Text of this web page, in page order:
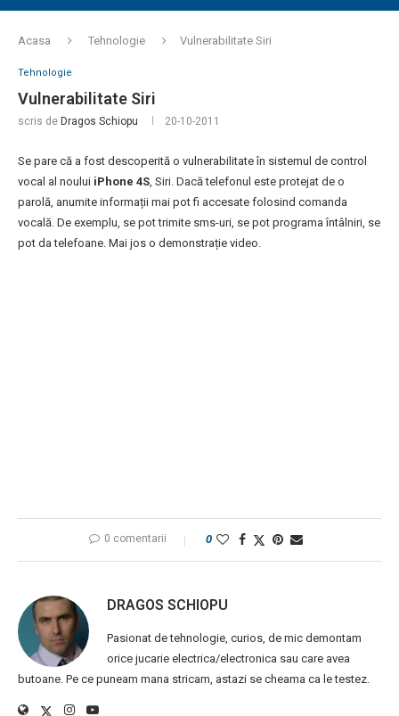
Acasa Tehnologie Vulnerabilitate Siri
Tehnologie
Vulnerabilitate Siri
scris de Dragos Schiopu 20-10-2011
Se pare că a fost descoperită o vulnerabilitate în sistemul de control
vocal al noului iPhone 4S, Siri. Dacă telefonul este protejat de o
parolă, anumite informații mai pot fi accesate folosind comanda
vocală. De exemplu, se pot trimite sms-uri, se pot programa întâlniri, se
pot da telefoane. Mai jos o demonstrație video.
0 comentarii 0
DRAGOS SCHIOPU
Pasionat de tehnologie, curios, de mic demontam
orice jucarie electrica/electronica sau care avea
butoane. Pe ce puneam mana stricam, astazi se cheama ca le testez.